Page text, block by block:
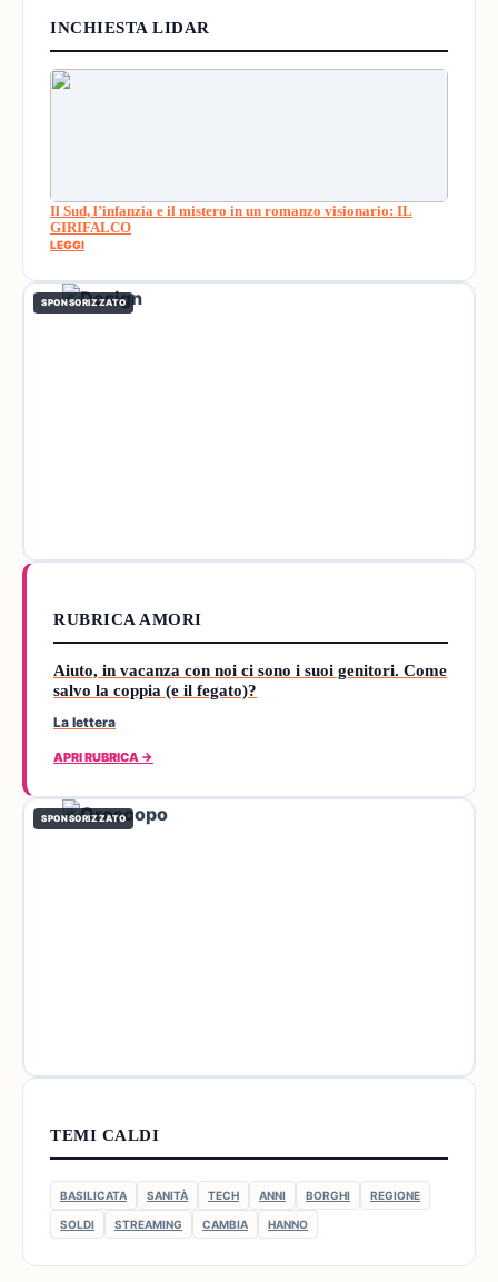
INCHIESTA LIDAR
Il Sud, l’infanzia e il mistero in un romanzo visionario: IL
GIRIFALCO
LEGGI
SPONSORIZZATO
RUBRICA AMORI
Aiuto, in vacanza con noi ci sono i suoi genitori. Come
salvo la coppia (e il fegato)?
La lettera
APRI RUBRICA →
SPONSORIZZATO
TEMI CALDI
BASILICATA SANITÀ TECH ANNI BORGHI REGIONE
SOLDI STREAMING CAMBIA HANNO